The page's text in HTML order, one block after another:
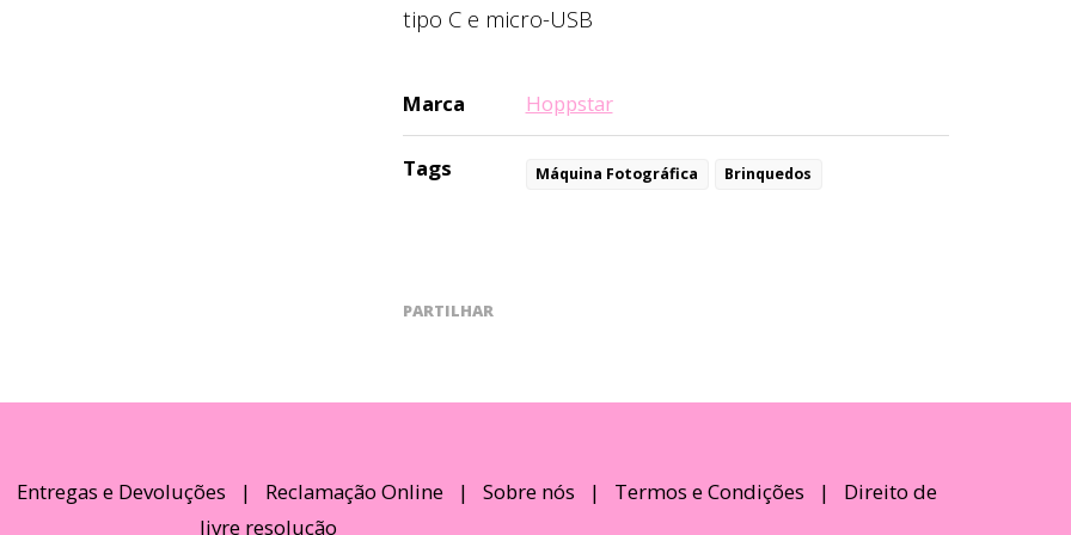
tipo C e micro-USB
Marca Hoppstar
Tags Máquina Fotográfica Brinquedos
PARTILHAR
Entregas e Devoluções | Reclamação Online| Sobre nós | Termos e Condições | Direito de
livre resolução